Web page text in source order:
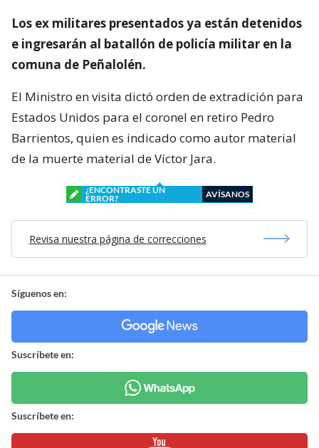
Los ex militares presentados ya están detenidos
e ingresarán al batallón de policía militar en la
comuna de Peñalolén.
El Ministro en visita dictó orden de extradición para
Estados Unidos para el coronel en retiro Pedro
Barrientos, quien es indicado como autor material
de la muerte material de Víctor Jara.
¿ENCONTRASTE UN
ERROR?
AVÍSANOS
Revisa nuestra página de correcciones
Síguenos en:
Suscríbete en:
Suscríbete en: